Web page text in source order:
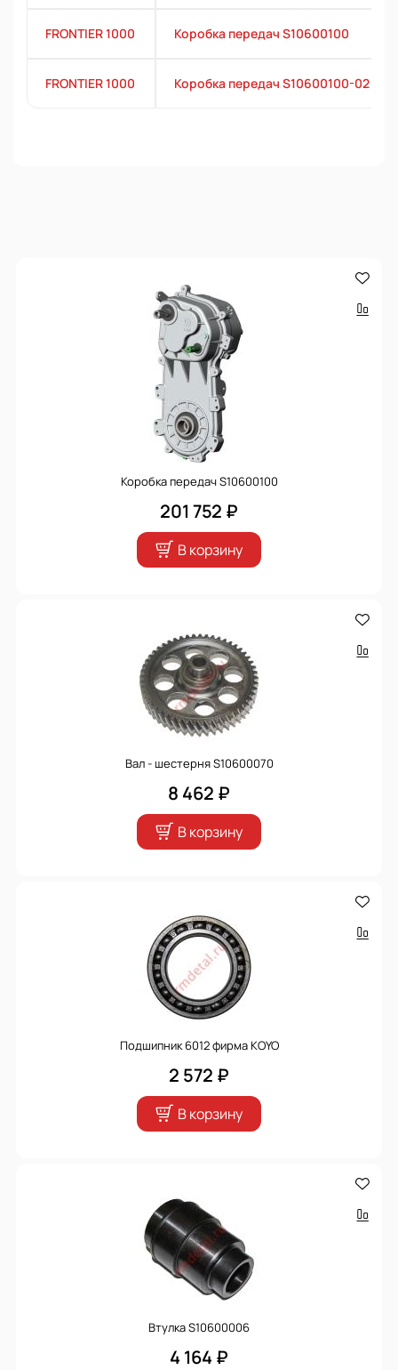
FRONTIER 1000 Коробка передач S10600100
FRONTIER 1000 Коробка передач S10600100-02
Коробка передач S10600100
201 752 ₽
В корзину
Вал - шестерня S10600070
8 462 ₽
В корзину
Подшипник 6012 фирма KOYO
2 572 ₽
В корзину
Втулка S10600006
4 164 ₽